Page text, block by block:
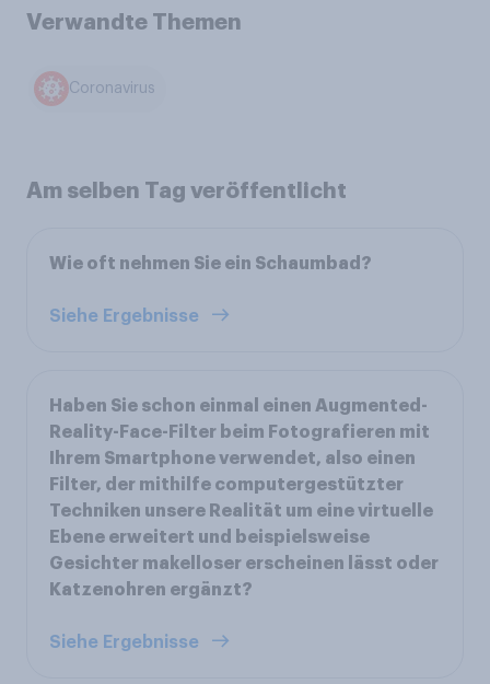
Verwandte Themen
Coronavirus
Am selben Tag veröffentlicht
Wie oft nehmen Sie ein Schaumbad?
Siehe Ergebnisse
Haben Sie schon einmal einen Augmented-
Reality-Face-Filter beim Fotografieren mit
Ihrem Smartphone verwendet, also einen
Filter, der mithilfe computergestützter
Techniken unsere Realität um eine virtuelle
Ebene erweitert und beispielsweise
Gesichter makelloser erscheinen lässt oder
Katzenohren ergänzt?
Siehe Ergebnisse